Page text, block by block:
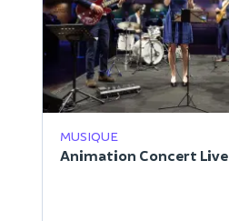
MUSIQUE
Animation Concert Live